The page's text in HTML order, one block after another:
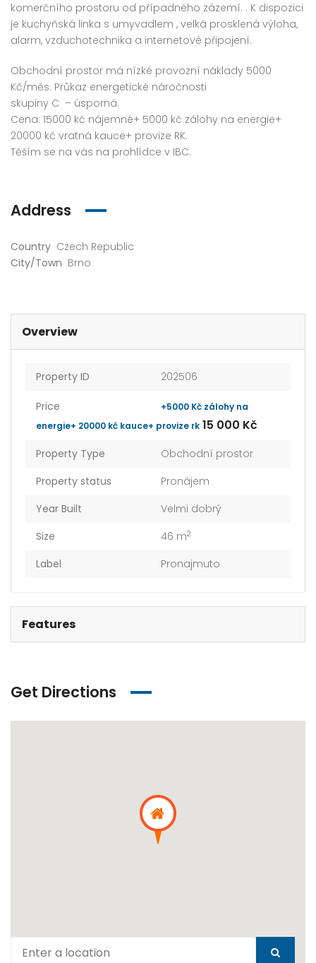
komerčního prostoru od případného zázemí. . K dispozici
je kuchyňská linka s umyvadlem , velká prosklená výloha,
alarm, vzduchotechnika a internetové připojení.
Obchodní prostor má nízké provozní náklady 5000
Kč/měs. Průkaz energetické náročnosti
skupiny C – úsporná.
Cena: 15000 kč nájemné+ 5000 kč zálohy na energie+
20000 kč vratná kauce+ provize RK.
Těším se na vás na prohlídce v IBC.
Address
Country Czech Republic
City/Town Brno
Overview
Property ID 202506
Price
+5000 Kč zálohy na
energie+ 20000 kč kauce+ provize rk 15 000 Kč
Property Type
Obchodní prostor
Property status
Pronájem
Year Built
Velmi dobrý
Size
46 m2
Label Pronajmuto
Features
Get Directions